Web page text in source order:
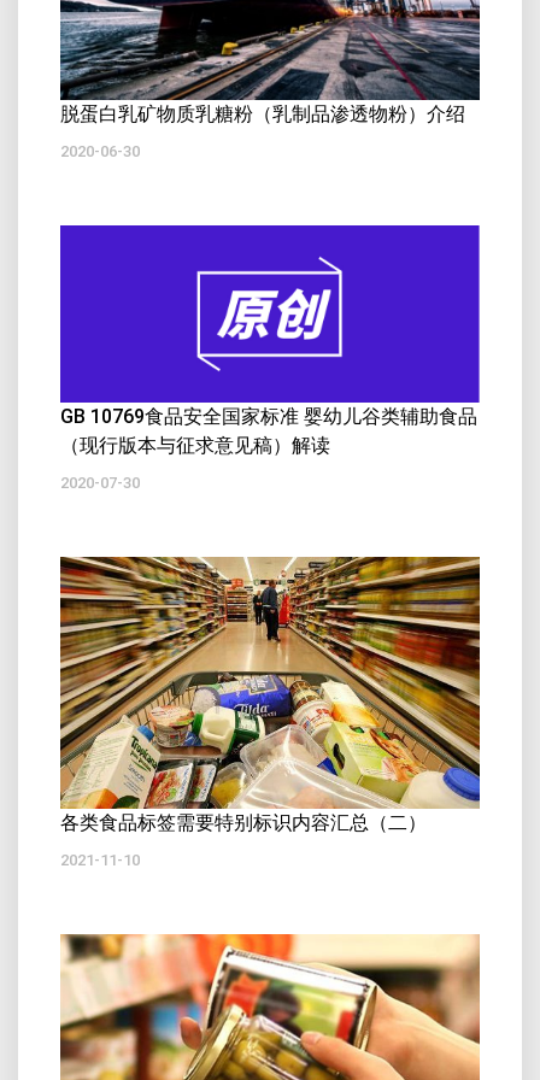
脱蛋白乳矿物质乳糖粉（乳制品渗透物粉）介绍
2020-06-30
GB 10769食品安全国家标准 婴幼儿谷类辅助食品
（现行版本与征求意见稿）解读
2020-07-30
各类食品标签需要特别标识内容汇总（二）
2021-11-10